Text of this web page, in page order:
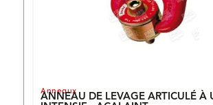
Anneaux
ANNEAU DE LEVAGE ARTICULÉ À